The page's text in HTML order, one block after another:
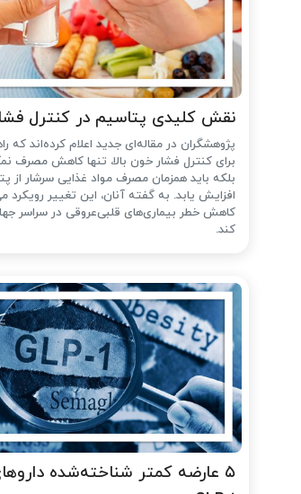
نقش کلیدی پتاسیم در کنترل
پژوهشگران در مقاله‌ای جدید اعلام کرده‌اند که
برای کنترل فشار خون بالا، تنها کاهش مصرف
بلکه باید همزمان مصرف مواد غذایی سرشار از
افزایش یابد. به گفته آنان، این تغییر رویکرد
کاهش خطر بیماری‌های قلبی‌عروقی در سراسر
کند.
۵ عارضه کمتر شناخته‌شده